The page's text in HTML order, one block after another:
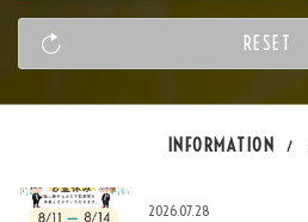
INFORMATION /
2026.07.28